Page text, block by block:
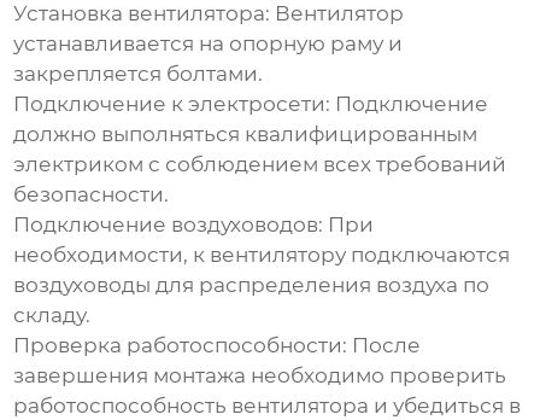
Установка вентилятора: Вентилятор
устанавливается на опорную раму и
закрепляется болтами.
Подключение к электросети: Подключение
должно выполняться квалифицированным
электриком с соблюдением всех требований
безопасности.
Подключение воздуховодов: При
необходимости, к вентилятору подключаются
воздуховоды для распределения воздуха по
складу.
Проверка работоспособности: После
завершения монтажа необходимо проверить
работоспособность вентилятора и убедиться в